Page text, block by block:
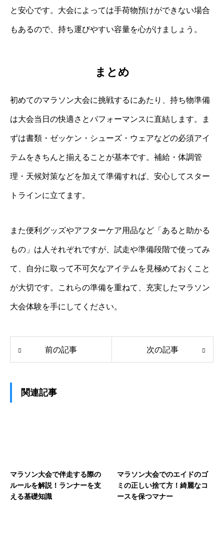
と安心です。大会によっては手荷物預けができない場合
もあるので、持ち運びやすい容量を心がけましょう。
まとめ
初めてのマラソン大会に挑戦するにあたり、持ち物準備
は大会当日の快適さとパフォーマンスに直結します。ま
ずは書類・ゼッケン・シューズ・ウェアなどの必須アイ
テムをきちんと揃えることが基本です。補給・体調管
理・天候対策などを加えて準備すれば、安心してスター
トラインに立てます。
また便利グッズやアフターケア用品など「あると助かる
もの」は人それぞれですが、試走や準備段階で使ってみ
て、自分に取って不可欠なアイテムを見極めておくこと
が大切です。これらの準備を重ねて、充実したマラソン
大会体験を手にしてください。
前の記事 次の記事
関連記事
マラソン大会で伴走する際の
ルールを解説！ランナーを支
える基礎知識
マラソン大会でのエイドのゴ
ミの正しい捨て方！綺麗なコ
ースを保つマナー